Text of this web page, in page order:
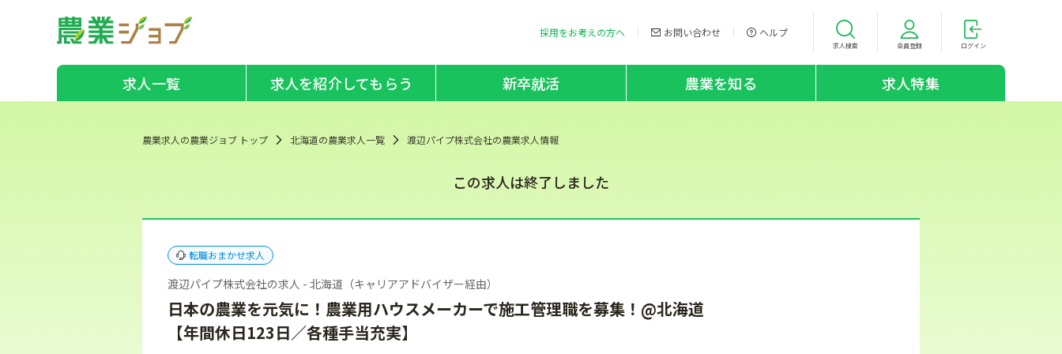
採用をお考えの方へ お問い合わせ ヘルプ
求人検索 会員登録 ログイン
求人一覧 求人を紹介してもらう 新卒就活 農業を知る 求人特集
農業求人の農業ジョブ トップ 北海道の農業求人一覧 渡辺パイプ株式会社の農業求人情報
この求人は終了しました
転職おまかせ求人
渡辺パイプ株式会社の求人 - 北海道（キャリアアドバイザー経由）
日本の農業を元気に！農業用ハウスメーカーで施工管理職を募集！@北海道
【年間休日123日／各種手当充実】